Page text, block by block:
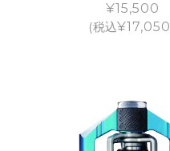
¥15,500
(税込¥17,050